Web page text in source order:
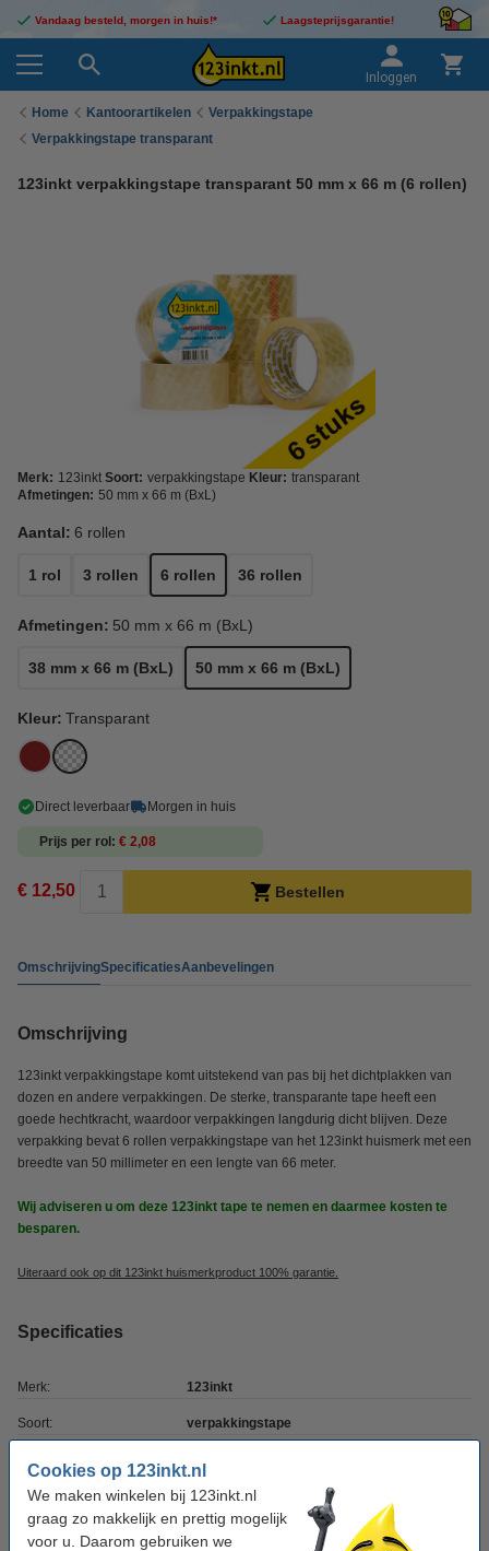
Cookies op 123inkt.nl
We maken winkelen bij 123inkt.nl
graag zo makkelijk en prettig mogelijk
voor u. Daarom gebruiken we
Vandaag besteld, morgen in huis!* Laagsteprijsgarantie!
Inloggen
Home Kantoorartikelen
Verpakkingstape
Verpakkingstape transparant
123inkt verpakkingstape transparant 50 mm x 66 m (6 rollen)
Merk: 123inkt Soort: verpakkingstape Kleur: transparant
Afmetingen: 50 mm x 66 m (BxL)
Aantal: 6 rollen
1 rol 3 rollen 6 rollen 36 rollen
Afmetingen: 50 mm x 66 m (BxL)
38 mm x 66 m (BxL) 50 mm x 66 m (BxL)
Kleur: Transparant
Direct leverbaar Morgen in huis
Prijs per rol € 2,08
€ 12,50 Bestellen
OmschrijvingSpecificatiesAanbevelingen
Omschrijving
123inkt verpakkingstape komt uitstekend van pas bij het dichtplakken van
dozen en andere verpakkingen. De sterke, transparante tape heeft een
goede hechtkracht, waardoor verpakkingen langdurig dicht blijven. Deze
verpakking bevat 6 rollen verpakkingstape van het 123inkt huismerk met een
breedte van 50 millimeter en een lengte van 66 meter.
Wij adviseren u om deze 123inkt tape te nemen en daarmee kosten te
besparen.
Uiteraard ook op dit 123inkt huismerkproduct 100% garantie.
Specificaties
Merk: 123inkt
Soort: verpakkingstape
Afmetingen: 50 mm x 66 m (BxL)
Aantal: 6 rollen